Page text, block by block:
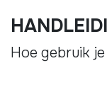
Hoe gebruik